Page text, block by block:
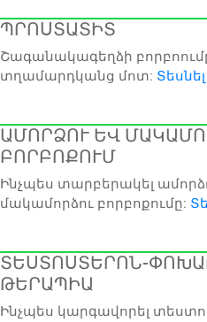
ՊՐՈՍՏԱՏԻՏ
Շագանակագեղձի
տղամարդկանց մոտ:
ԱՄՈՐՁՈՒ ԵՎ
ԲՈՐԲՈՔՈՒՄ
Ինչպես տարբերակել
մակամորձու բորբոքումը:
ՏԵՍՏՈՍՏԵՐՈՆ-
ԹԵՐԱՊԻԱ
Ինչպես կարգավորել